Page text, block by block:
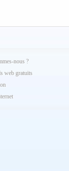
2024
2023
2023
nous ?
web gratuits